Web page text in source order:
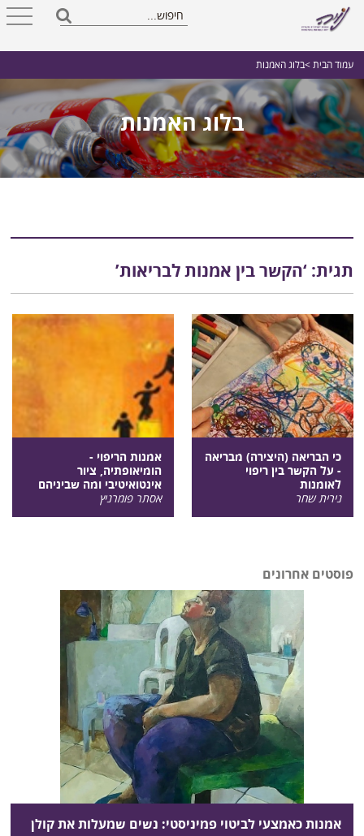
עמוד הבית >בלוג האמנות
בלוג האמנות
תגית: ‘הקשר בין אמנות לבריאות’
כי הבריאה (היצירה) מבריאה
- על הקשר בין ריפוי
לאומנות
נירית שחר
אמנות הריפוי -
הומיאופתיה, ציור
אינטואיטיבי ומה שביניהם
אסתר פומרניץ
פוסטים אחרונים
אמנות כאמצעי לביטוי פמיניסטי: נשים שמעלות את קולן